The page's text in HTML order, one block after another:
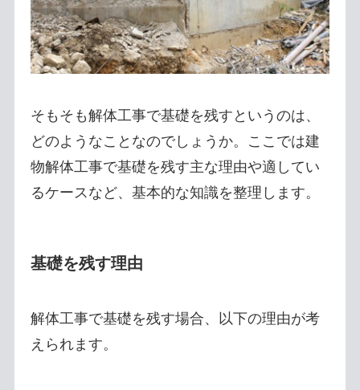
そもそも解体工事で基礎を残すというのは、
どのようなことなのでしょうか。ここでは建
物解体工事で基礎を残す主な理由や適してい
るケースなど、基本的な知識を整理します。
基礎を残す理由
解体工事で基礎を残す場合、以下の理由が考
えられます。